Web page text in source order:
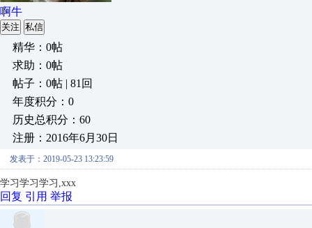
啊牛
关注 私信
精华：0帖
求助：0帖
帖子：0帖 | 81回
年度积分：0
历史总积分：60
注册：2016年6月30日
发表于：2019-05-23 13:23:59
学习学习学习,xxx
回复 引用 举报